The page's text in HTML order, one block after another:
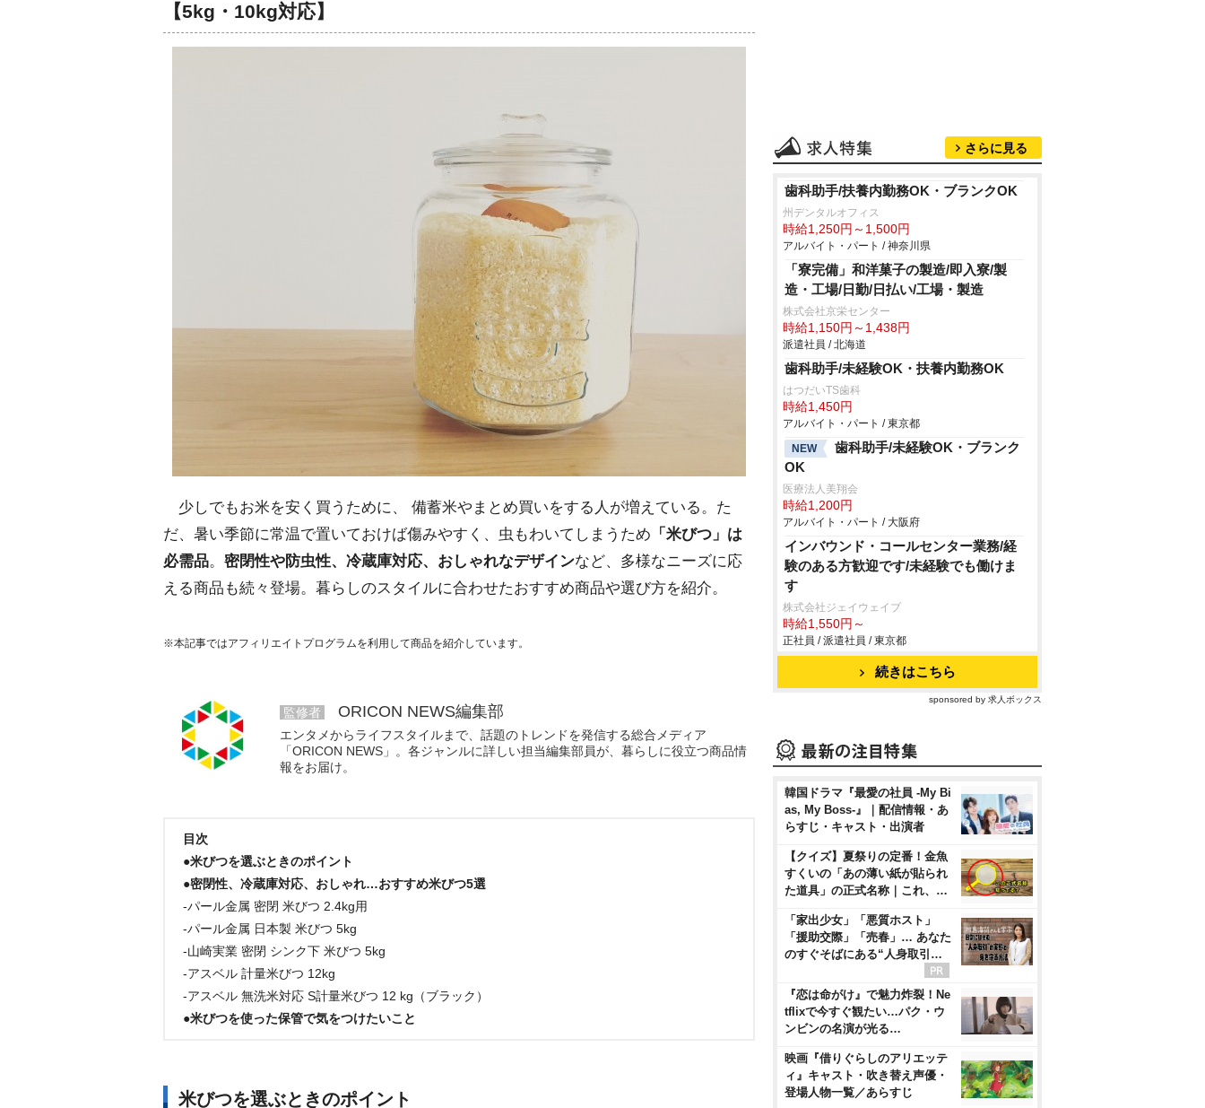
【5kg・10kg対応】
少しでもお米を安く買うために、 備蓄米やまとめ買いをする人が増えている。た
だ、暑い季節に常温で置いておけば傷みやすく、虫もわいてしまうため 「米びつ」は
必需品。 密閉性や防虫性、冷蔵庫対応、おしゃれなデザインなど、多様なニーズに応
える商品も続々登場。暮らしのスタイルに合わせたおすすめ商品や選び方を紹介。
※本記事ではアフィリエイトプログラムを利用して商品を紹介しています。
監修者 ORICON NEWS編集部
エンタメからライフスタイルまで、話題のトレンドを発信する総合メディア
「ORICON NEWS」。各ジャンルに詳しい担当編集部員が、暮らしに役立つ商品情
報をお届け。
目次
●米びつを選ぶときのポイント
●密閉性、冷蔵庫対応、おしゃれ…おすすめ米びつ5選
‐パール金属 密閉 米びつ 2.4kg用
‐パール金属 日本製 米びつ 5kg
‐山崎実業 密閉 シンク下 米びつ 5kg
‐アスベル 計量米びつ 12kg
‐アスベル 無洗米対応 S計量米びつ 12 kg（ブラック）
●米びつを使った保管で気をつけたいこと
米びつを選ぶときのポイント
さらに見る
歯科助手/扶養内勤務OK・ブランクOK
州デンタルオフィス
時給1,250円～1,500円
アルバイト・パート / 神奈川県
「寮完備」和洋菓子の製造/即入寮/製
造・工場/日勤/日払い/工場・製造
株式会社京栄センター
時給1,150円～1,438円
派遣社員 / 北海道
歯科助手/未経験OK・扶養内勤務OK
はつだいTS歯科
時給1,450円
アルバイト・パート / 東京都
NEW
歯科助手/未経験OK・ブランク
OK
医療法人美翔会
時給1,200円
アルバイト・パート / 大阪府
インバウンド・コールセンター業務/経
験のある方歓迎です/未経験でも働けま
す
株式会社ジェイウェイブ
時給1,550円～
正社員 / 派遣社員 / 東京都
続きはこちら
sponsored by 求人ボックス
韓国ドラマ『最愛の社員 -My Bi
as, My Boss-』｜配信情報・あ
らすじ・キャスト・出演者
【クイズ】夏祭りの定番！金魚
すくいの「あの薄い紙が貼られ
た道具」の正式名称｜これ、…
「家出少女」「悪質ホスト」
「援助交際」「売春」… あなた
のすぐそばにある“人身取引…
『恋は命がけ』で魅力炸裂！Ne
tflixで今すぐ観たい…パク・ウ
ンビンの名演が光る…
映画『借りぐらしのアリエッテ
ィ』キャスト・吹き替え声優・
登場人物一覧／あらすじ